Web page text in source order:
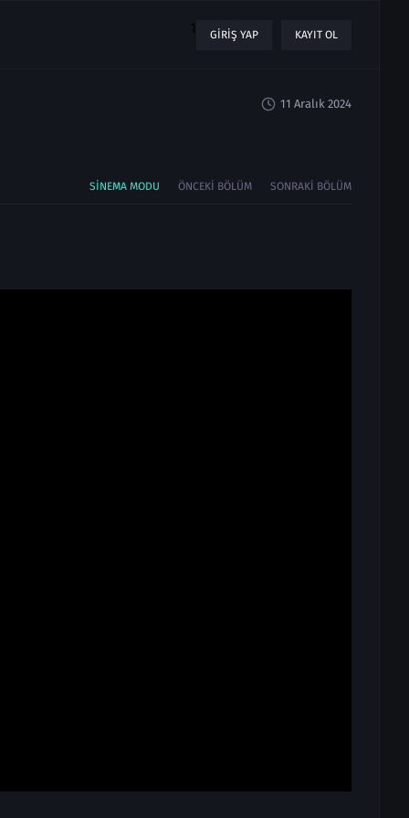
1 GIRIŞ YAP KAYIT OL
11 Aralık 2024
SINEMA MODU ÖNCEKI BÖLÜM SONRAKI BÖLÜM